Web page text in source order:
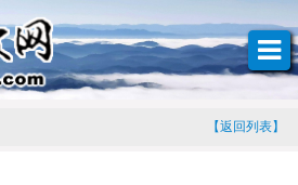
【返回列表】